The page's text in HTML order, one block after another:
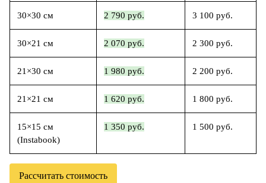
30×30 см 2 790 руб. 3 100 руб.
30×21 см 2 070 руб. 2 300 руб.
21×30 см 1 980 руб. 2 200 руб.
21×21 см 1 620 руб. 1 800 руб.
15×15 см
(Instabook)
1 350 руб. 1 500 руб.
Рассчитать стоимость